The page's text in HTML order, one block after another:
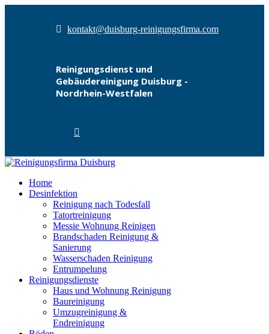
kontakt@duisburg-reinigungsfirma.com
Reinigungsdienst und
Gebäudereinigung Duisburg -
Nordrhein-Westfalen
Home
Desinfektion
Reinigung nach Todesfall
Tatortreinigung
Messie Wohnung Reinigen
Brandschaden Reinigung &
Sanierung
Wasserschaden Reinigung
Entrumpelung
Reinigungsdienste
Haus und Wohnung Reinigung
Baureinigung
Umzugreinigung &
Endreinigung